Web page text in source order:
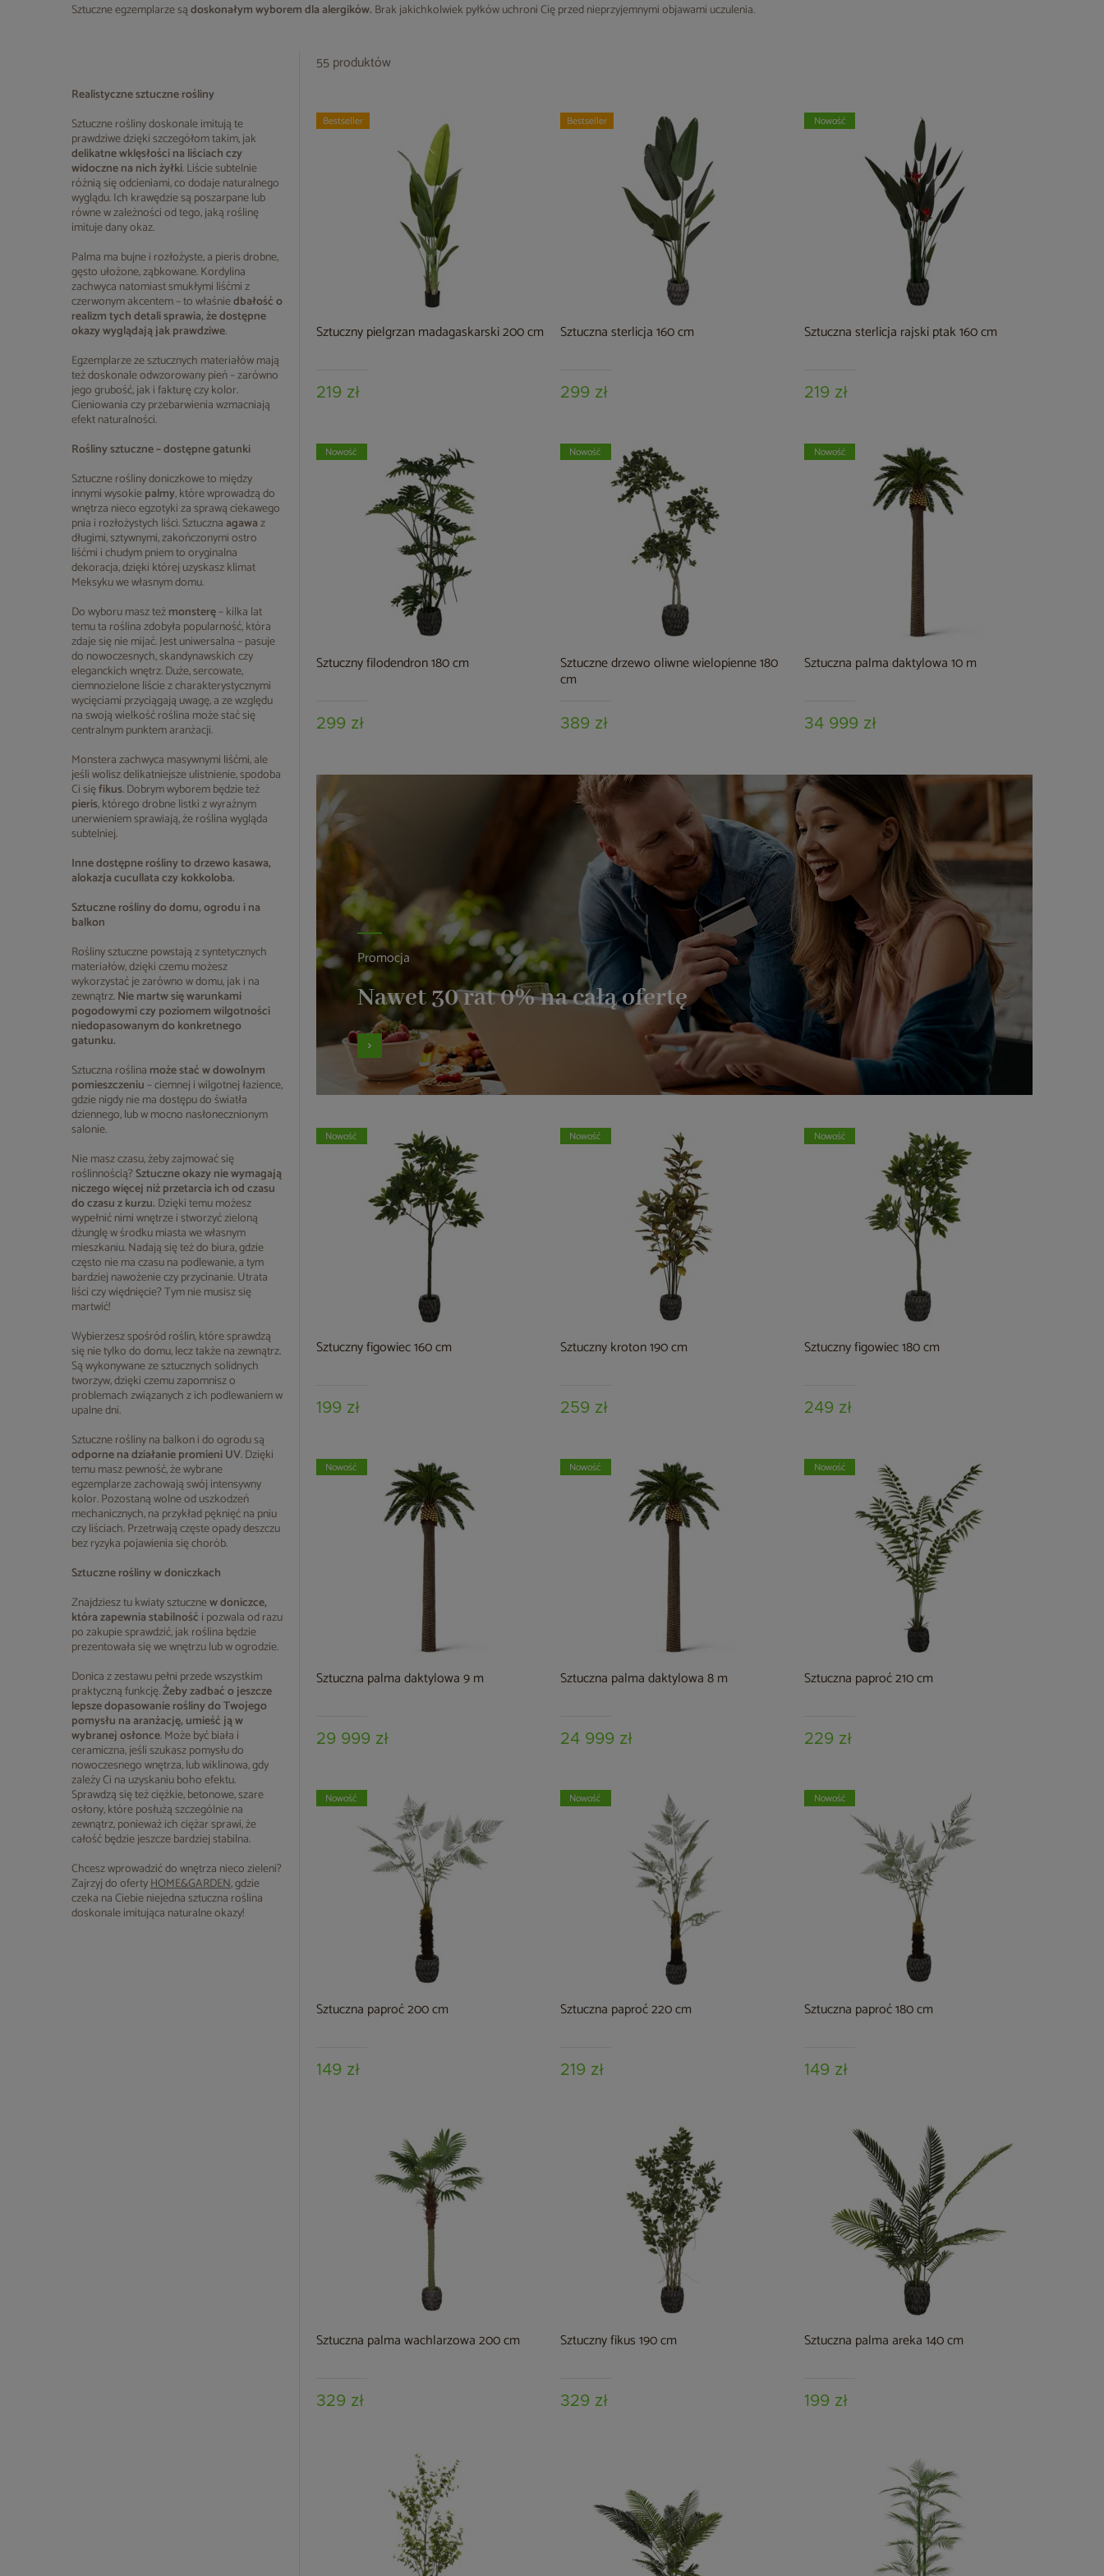
Sztuczne egzemplarze sądoskonałym wyborem dla alergików. Brak jakichkolwiek pyłków uchroni Cię przed nieprzyjemnymi objawami uczulenia.
Realistyczne sztuczne rośliny
Sztuczne rośliny doskonale imitują te
prawdziwe dzięki szczegółom takim, jak
delikatne wklęsłości na liściach czy
widoczne na nich żyłki. Liście subtelnie
różnią się odcieniami, co dodaje naturalnego
wyglądu. Ich krawędzie są poszarpane lub
równe w zależności od tego, jaką roślinę
imituje dany okaz.
Palma ma bujne i rozłożyste, a pieris drobne,
gęsto ułożone, ząbkowane. Kordylina
zachwyca natomiast smukłymi liśćmi z
czerwonym akcentem – to właśniedbałość o
realizm tych detali sprawia, że dostępne
okazy wyglądają jak prawdziwe.
Egzemplarze ze sztucznych materiałów mają
też doskonale odwzorowany pień – zarówno
jego grubość, jak i fakturę czy kolor.
Cieniowania czy przebarwienia wzmacniają
efekt naturalności.
Rośliny sztuczne – dostępne gatunki
Sztuczne rośliny doniczkowe to między
innymi wysokiepalmy, które wprowadzą do
wnętrza nieco egzotyki za sprawą ciekawego
pnia i rozłożystych liści. Sztuczna agawaz
długimi, sztywnymi, zakończonymi ostro
liśćmi i chudym pniem to oryginalna
dekoracja, dzięki której uzyskasz klimat
Meksyku we własnym domu.
Do wyboru masz teżmonsterę– kilka lat
temu ta roślina zdobyła popularność, która
zdaje się nie mijać. Jest uniwersalna – pasuje
do nowoczesnych, skandynawskich czy
eleganckich wnętrz. Duże, sercowate,
ciemnozielone liście z charakterystycznymi
wycięciami przyciągają uwagę, a ze względu
na swoją wielkość roślina może stać się
centralnym punktem aranżacji.
Monstera zachwyca masywnymi liśćmi, ale
jeśli wolisz delikatniejsze ulistnienie, spodoba
Ci sięfikus. Dobrym wyborem będzie też
pieris, którego drobne listki z wyraźnym
unerwieniem sprawiają, że roślina wygląda
subtelniej.
Inne dostępne rośliny to drzewo kasawa,
alokazja cucullata czy kokkoloba.
Sztuczne rośliny do domu, ogrodu i na
balkon
Rośliny sztuczne powstają z syntetycznych
materiałów, dzięki czemu możesz
wykorzystać je zarówno w domu, jak i na
zewnątrz.Nie martw się warunkami
pogodowymi czy poziomem wilgotności
niedopasowanym do konkretnego
gatunku.
Sztuczna roślina może stać w dowolnym
pomieszczeniu– ciemnej i wilgotnej łazience,
gdzie nigdy nie ma dostępu do światła
dziennego, lub w mocno nasłonecznionym
salonie.
Nie masz czasu, żeby zajmować się
roślinnością?Sztuczne okazy nie wymagają
niczego więcej niż przetarcia ich od czasu
do czasu z kurzu. Dzięki temu możesz
wypełnić nimi wnętrze i stworzyć zieloną
dżunglę w środku miasta we własnym
mieszkaniu. Nadają się też do biura, gdzie
często nie ma czasu na podlewanie, a tym
bardziej nawożenie czy przycinanie. Utrata
liści czy więdnięcie? Tym nie musisz się
martwić!
Wybierzesz spośród roślin, które sprawdzą
się nie tylko do domu, lecz także na zewnątrz.
Są wykonywane ze sztucznych solidnych
tworzyw, dzięki czemu zapomnisz o
problemach związanych z ich podlewaniem w
upalne dni.
Sztuczne rośliny na balkon i do ogrodu są
odporne na działanie promieni UV. Dzięki
temu masz pewność, że wybrane
egzemplarze zachowają swój intensywny
kolor. Pozostaną wolne od uszkodzeń
mechanicznych, na przykład pęknięć na pniu
czy liściach. Przetrwają częste opady deszczu
bez ryzyka pojawienia się chorób.
Sztuczne rośliny w doniczkach
Znajdziesz tu kwiaty sztucznew doniczce,
która zapewnia stabilność i pozwala od razu
po zakupie sprawdzić, jak roślina będzie
prezentowała się we wnętrzu lub w ogrodzie.
Donica z zestawu pełni przede wszystkim
praktyczną funkcję.Żeby zadbać o jeszcze
lepsze dopasowanie rośliny do Twojego
pomysłu na aranżację, umieść ją w
wybranej osłonce. Może być biała i
ceramiczna, jeśli szukasz pomysłu do
nowoczesnego wnętrza, lub wiklinowa, gdy
zależy Ci na uzyskaniu boho efektu.
Sprawdzą się też ciężkie, betonowe, szare
osłony, które posłużą szczególnie na
zewnątrz, ponieważ ich ciężar sprawi, że
całość będzie jeszcze bardziej stabilna.
Chcesz wprowadzić do wnętrza nieco zieleni?
Zajrzyj do ofertyHOME&GARDEN, gdzie
czeka na Ciebie niejedna sztuczna roślina
doskonale imitująca naturalne okazy!
55 produktów
Sztuczny pielgrzan madagaskarski 200 cm
219 zł
Bestseller
Sztuczna sterlicja 160 cm
299 zł
Bestseller
Sztuczna sterlicja rajski ptak 160 cm
219 zł
Nowość
Sztuczny filodendron 180 cm
299 zł
Nowość
Sztuczne drzewo oliwne wielopienne 180
cm
389 zł
Nowość
Sztuczna palma daktylowa 10 m
34 999 zł
Nowość
Promocja
Nawet 30 rat 0% na całą ofertę
Sztuczny figowiec 160 cm
199 zł
Nowość
Sztuczny kroton 190 cm
259 zł
Nowość
Sztuczny figowiec 180 cm
249 zł
Nowość
Sztuczna palma daktylowa 9 m
29 999 zł
Nowość
Sztuczna palma daktylowa 8 m
24 999 zł
Nowość
Sztuczna paproć 210 cm
229 zł
Nowość
Sztuczna paproć 200 cm
149 zł
Nowość
Sztuczna paproć 220 cm
219 zł
Nowość
Sztuczna paproć 180 cm
149 zł
Nowość
Sztuczna palma wachlarzowa 200 cm
329 zł
Sztuczny fikus 190 cm
329 zł
Sztuczna palma areka 140 cm
199 zł